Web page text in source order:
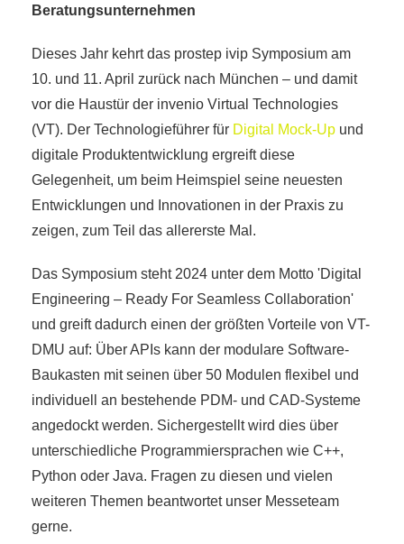
Beratungsunternehmen
Dieses Jahr kehrt das prostep ivip Symposium am
10. und 11. April zurück nach München – und damit
vor die Haustür der invenio Virtual Technologies
(VT). Der Technologieführer für Digital Mock-Up und
digitale Produktentwicklung ergreift diese
Gelegenheit, um beim Heimspiel seine neuesten
Entwicklungen und Innovationen in der Praxis zu
zeigen, zum Teil das allererste Mal.
Das Symposium steht 2024 unter dem Motto 'Digital
Engineering – Ready For Seamless Collaboration'
und greift dadurch einen der größten Vorteile von VT-
DMU auf: Über APIs kann der modulare Software-
Baukasten mit seinen über 50 Modulen flexibel und
individuell an bestehende PDM- und CAD-Systeme
angedockt werden. Sichergestellt wird dies über
unterschiedliche Programmiersprachen wie C++,
Python oder Java. Fragen zu diesen und vielen
weiteren Themen beantwortet unser Messeteam
gerne.